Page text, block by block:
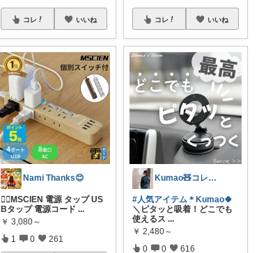
コレ いいね
Nami Thanks😊
💁‍♀️MSCIEN 電源 タップ US
Bタップ 電源コード...
￥ 3,080～
1 0 261
コレ いいね
Kumao🧸コレクションみてね✨
#人気アイテム＊Kumao🍀
＼ピタッと吸着！どこでも
使えるス ...
￥ 2,480～
0 0 616